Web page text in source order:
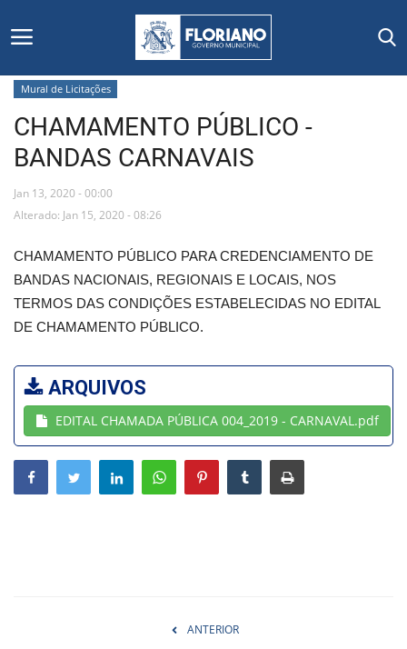
Início
Editais
Floriano
Secretarias e Órgãos
Mural de Licitações
Vídeos
Webmail
Contato
Mural de Licitações
CHAMAMENTO PÚBLICO -
BANDAS CARNAVAIS
Jan 13, 2020 - 00:00
Alterado: Jan 15, 2020 - 08:26
CHAMAMENTO PÚBLICO PARA CREDENCIAMENTO DE
BANDAS NACIONAIS, REGIONAIS E LOCAIS, NOS
TERMOS DAS CONDIÇÕES ESTABELECIDAS NO EDITAL
DE CHAMAMENTO PÚBLICO.
ARQUIVOS
EDITAL CHAMADA PÚBLICA 004_2019 - CARNAVAL.pdf
ANTERIOR